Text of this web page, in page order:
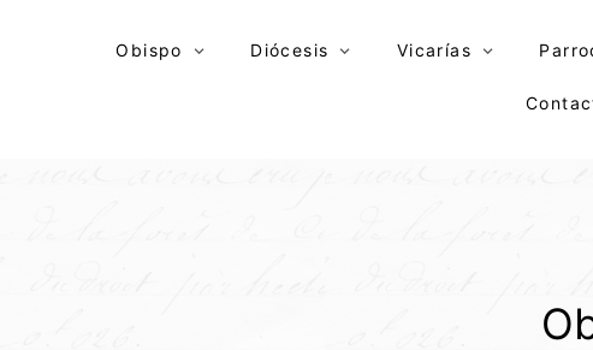
Obispo Diócesis Vicarías